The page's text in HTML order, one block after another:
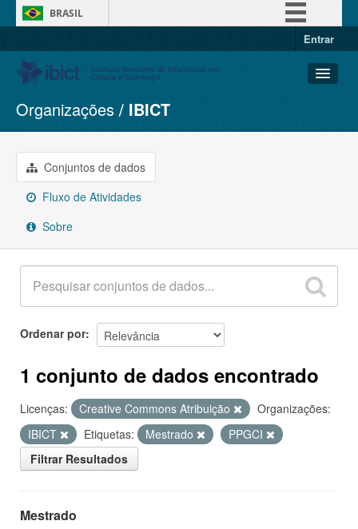
BRASIL
Entrar
Conjuntos de dados
Organizações
Grupos
Sobre
Organizações IBICT
Conjuntos de dados
Fluxo de Atividades
Sobre
Ordenar por
1 conjunto de dados encontrado
Licenças: Creative Commons Atribuição
Organizações:
IBICT
Etiquetas: Mestrado
PPGCI
Filtrar Resultados
Mestrado